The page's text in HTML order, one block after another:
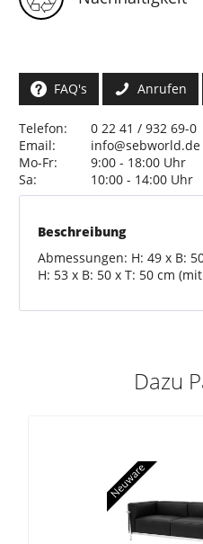
FAQ's Anrufen
Telefon:
0 22 41 / 932 69-0
Email:
info@sebworld.de
Mo-Fr:
9:00 - 18:00 Uhr
Sa:
10:00 - 14:00 Uhr
Beschreibung
Abmessungen: H: 49 x B:
H: 53 x B: 50 x T: 50 cm
Dazu